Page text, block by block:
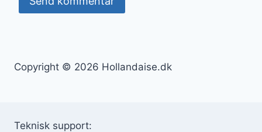
Copyright © 2026 Hollandaise.dk
Teknisk support: